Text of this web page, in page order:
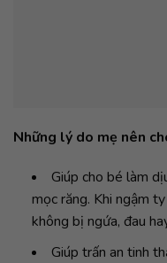
Những lý do mẹ nên
Giúp cho bé làm
mọc răng. Khi ngậm
không bị ngứa, đau
Giúp trấn an tinh